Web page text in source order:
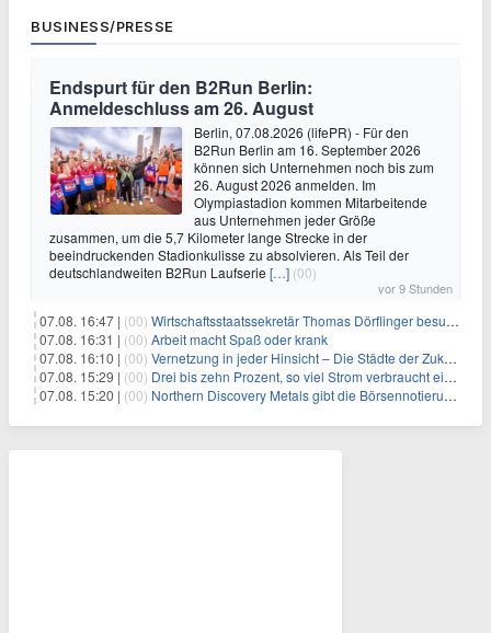
BUSINESS/PRESSE
Endspurt für den B2Run Berlin:
Anmeldeschluss am 26. August
Berlin, 07.08.2026 (lifePR) - Für den
B2Run Berlin am 16. September 2026
können sich Unternehmen noch bis zum
26. August 2026 anmelden. Im
Olympiastadion kommen Mitarbeitende
aus Unternehmen jeder Größe
zusammen, um die 5,7 Kilometer lange Strecke in der
beeindruckenden Stadionkulisse zu absolvieren. Als Teil der
deutschlandweiten B2Run Laufserie […] (00)
vor 9 Stunden
07.08. 16:47 | (00) Wirtschaftsstaatssekretär Thomas Dörflinger besucht Handwerksbetrieb im Kammerbezirk Freiburg
07.08. 16:31 | (00) Arbeit macht Spaß oder krank
07.08. 16:10 | (00) Vernetzung in jeder Hinsicht – Die Städte der Zukunft sind grün-blau
07.08. 15:29 | (00) Drei bis zehn Prozent, so viel Strom verbraucht ein Aufzug im Gebäude
07.08. 15:20 | (00) Northern Discovery Metals gibt die Börsennotierung an der Frankfurter Wertpapierbörse bekannt